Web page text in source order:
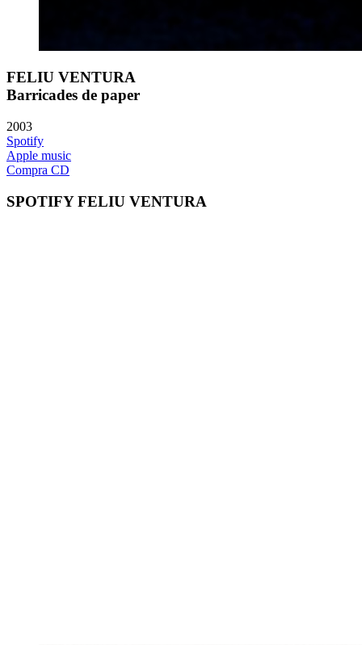
FELIU VENTURA
Barricades de paper
2003
Spotify
Apple music
Compra CD
SPOTIFY FELIU VENTURA